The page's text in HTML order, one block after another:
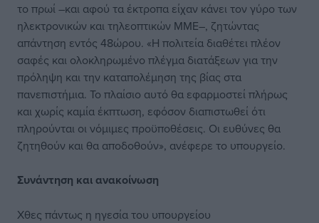
το πρωί –και αφού τα έκτροπα είχαν κάνει τον γύρο των
ηλεκτρονικών και τηλεοπτικών ΜΜΕ–, ζητώντας
απάντηση εντός 48ώρου. «Η πολιτεία διαθέτει πλέον
σαφές και ολοκληρωμένο πλέγμα διατάξεων για την
πρόληψη και την καταπολέμηση της βίας στα
πανεπιστήμια. Το πλαίσιο αυτό θα εφαρμοστεί πλήρως
και χωρίς καμία έκπτωση, εφόσον διαπιστωθεί ότι
πληρούνται οι νόμιμες προϋποθέσεις. Οι ευθύνες θα
ζητηθούν και θα αποδοθούν», ανέφερε το υπουργείο.
Συνάντηση και ανακοίνωση
Χθες πάντως η ηγεσία του υπουργείου